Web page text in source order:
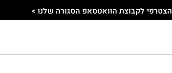
הצטרפי לקבוצת הוואטסאפ הסגורה שלנו >